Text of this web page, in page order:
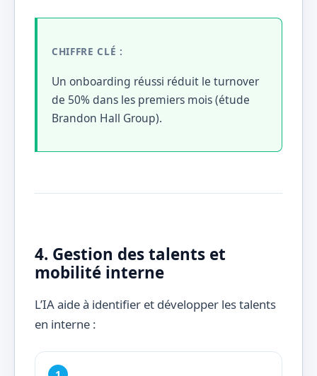
CHIFFRE CLÉ :
Un onboarding réussi réduit le turnover
de 50% dans les premiers mois (étude
Brandon Hall Group).
4. Gestion des talents et
mobilité interne
L’IA aide à identifier et développer les talents
en interne :